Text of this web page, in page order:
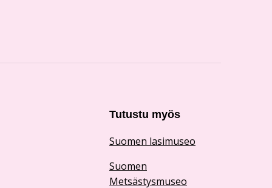
Tutustu myös
Suomen lasimuseo
Suomen
Metsästysmuseo